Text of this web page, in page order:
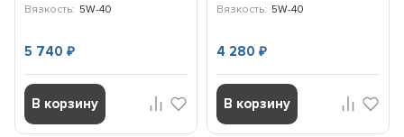
Вязкость: 5W-40
5 740₽
В корзину
Вязкость: 5W-40
4 280 ₽
В корзину